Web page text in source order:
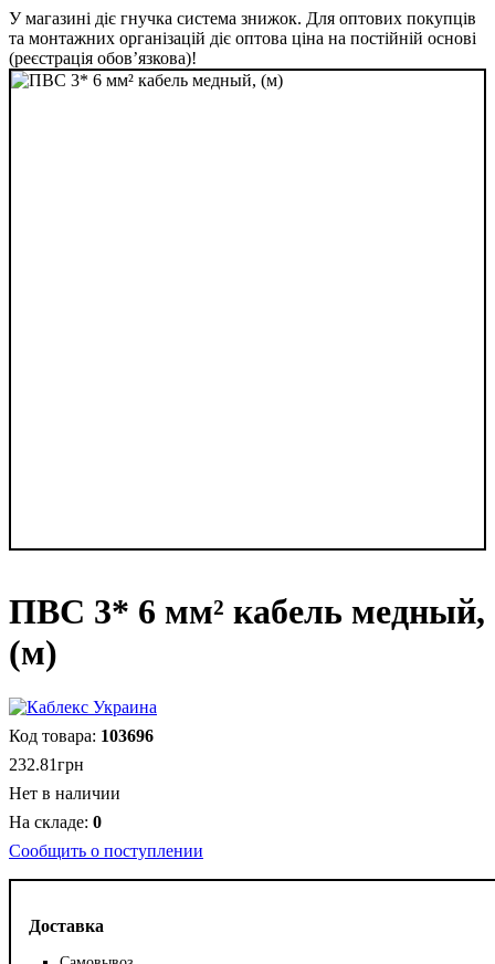
У магазині діє гнучка система знижок. Для оптових покупців
та монтажних організацій діє оптова ціна на постійній основі
(реєстрація обов’язкова)!
ПВС 3* 6 мм² кабель медный,
(м)
Доставка
103696
232.81грн
Нет в наличии
0
Сообщить о поступлении